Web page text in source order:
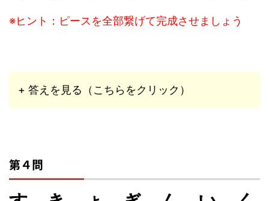
※ヒント：ピースを全部繋げて完成させましょう
+ 答えを見る（こちらをクリック）
第４問